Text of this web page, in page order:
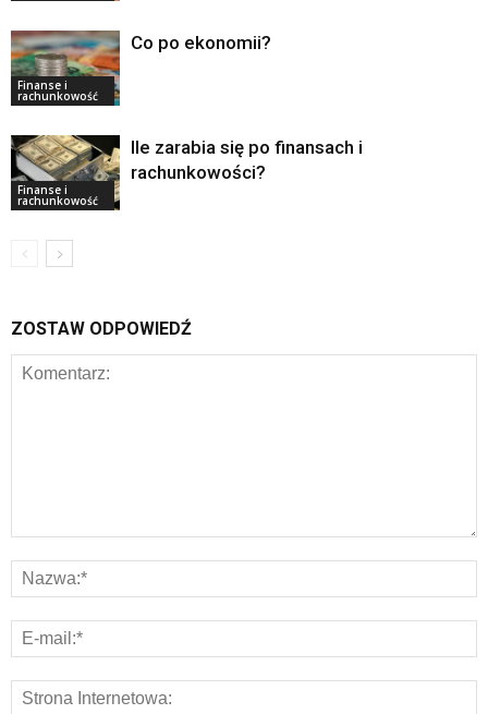
Finanse i
rachunkowość
Co po ekonomii?
Finanse i
rachunkowość
Ile zarabia się po finansach i
rachunkowości?
ZOSTAW ODPOWIEDŹ